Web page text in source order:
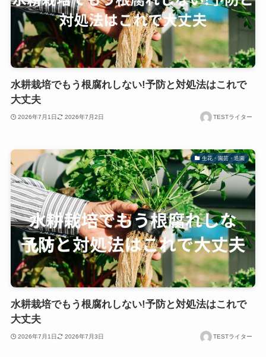
水耕栽培でもう根腐れしない!予防と対処法はこれで
大丈夫
2026年7月1日 2026年7月2日 TESTライター
生花・園芸・造園
水耕栽培でもう根腐れしない!予防と対処法はこれで
大丈夫
2026年7月1日 2026年7月3日 TESTライター